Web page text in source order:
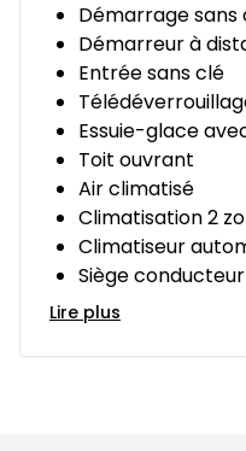
Démarrage sans
Démarreur à
Entrée sans clé
Essuie-glace
Toit ouvrant
Air climatisé
Climatisation 2
Climatiseur
Siège
Lire plus